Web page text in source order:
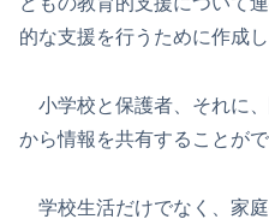
的な支援を行うために作成し
小学校と保護者、それに
から情報を共有することがで
学校生活だけでなく、家庭